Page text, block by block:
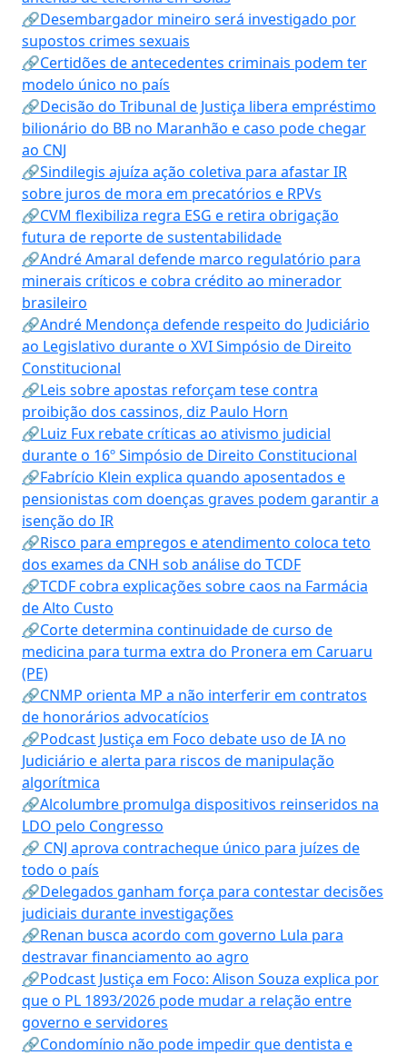
🔗Desembargador mineiro será investigado por
supostos crimes sexuais
🔗Certidões de antecedentes criminais podem ter
modelo único no país
🔗Decisão do Tribunal de Justiça libera empréstimo
bilionário do BB no Maranhão e caso pode chegar
ao CNJ
🔗Sindilegis ajuíza ação coletiva para afastar IR
sobre juros de mora em precatórios e RPVs
🔗CVM flexibiliza regra ESG e retira obrigação
futura de reporte de sustentabilidade
🔗André Amaral defende marco regulatório para
minerais críticos e cobra crédito ao minerador
brasileiro
🔗André Mendonça defende respeito do Judiciário
ao Legislativo durante o XVI Simpósio de Direito
Constitucional
🔗Leis sobre apostas reforçam tese contra
proibição dos cassinos, diz Paulo Horn
🔗Luiz Fux rebate críticas ao ativismo judicial
durante o 16º Simpósio de Direito Constitucional
🔗Fabrício Klein explica quando aposentados e
pensionistas com doenças graves podem garantir a
isenção do IR
🔗Risco para empregos e atendimento coloca teto
dos exames da CNH sob análise do TCDF
🔗TCDF cobra explicações sobre caos na Farmácia
de Alto Custo
🔗Corte determina continuidade de curso de
medicina para turma extra do Pronera em Caruaru
(PE)
🔗CNMP orienta MP a não interferir em contratos
de honorários advocatícios
🔗Podcast Justiça em Foco debate uso de IA no
Judiciário e alerta para riscos de manipulação
algorítmica
🔗Alcolumbre promulga dispositivos reinseridos na
LDO pelo Congresso
🔗 CNJ aprova contracheque único para juízes de
todo o país
🔗Delegados ganham força para contestar decisões
judiciais durante investigações
🔗Renan busca acordo com governo Lula para
destravar financiamento ao agro
🔗Podcast Justiça em Foco: Alison Souza explica por
que o PL 1893/2026 pode mudar a relação entre
governo e servidores
🔗Condomínio não pode impedir que dentista e